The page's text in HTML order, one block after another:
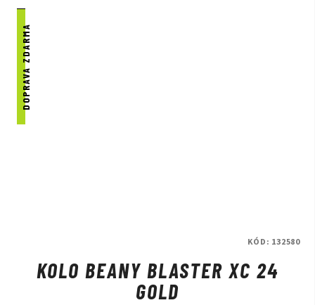
DOPRAVA ZDARMA
KOLO BEANY BLASTER XC 24
GOLD
KÓD: 132580